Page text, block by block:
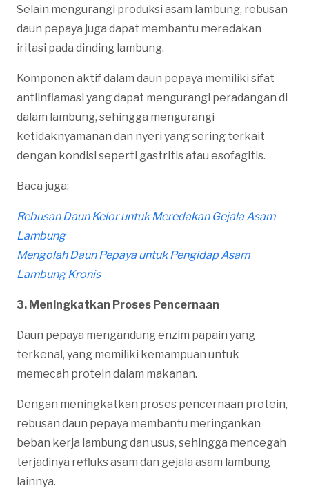
Selain mengurangi produksi asam lambung, rebusan
daun pepaya juga dapat membantu meredakan
iritasi pada dinding lambung.
Komponen aktif dalam daun pepaya memiliki sifat
antiinflamasi yang dapat mengurangi peradangan di
dalam lambung, sehingga mengurangi
ketidaknyamanan dan nyeri yang sering terkait
dengan kondisi seperti gastritis atau esofagitis.
Baca juga:
Rebusan Daun Kelor untuk Meredakan Gejala Asam
Lambung
Mengolah Daun Pepaya untuk Pengidap Asam
Lambung Kronis
3. Meningkatkan Proses Pencernaan
Daun pepaya mengandung enzim papain yang
terkenal, yang memiliki kemampuan untuk
memecah protein dalam makanan.
Dengan meningkatkan proses pencernaan protein,
rebusan daun pepaya membantu meringankan
beban kerja lambung dan usus, sehingga mencegah
terjadinya refluks asam dan gejala asam lambung
lainnya.